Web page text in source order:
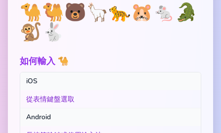
🐪🐫🐻🦙🐆🐹🐁 🐊
🐒 🐇
如何輸入 🐪
iOS
從表情鍵盤選取
Android